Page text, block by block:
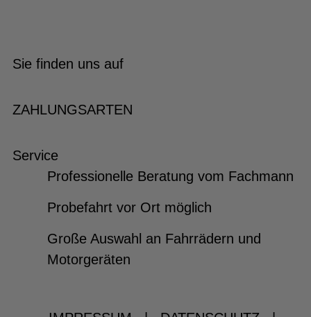
Sie finden uns auf
ZAHLUNGSARTEN
Service
Professionelle Beratung vom Fachmann
Probefahrt vor Ort möglich
Große Auswahl an Fahrrädern und
Motorgeräten